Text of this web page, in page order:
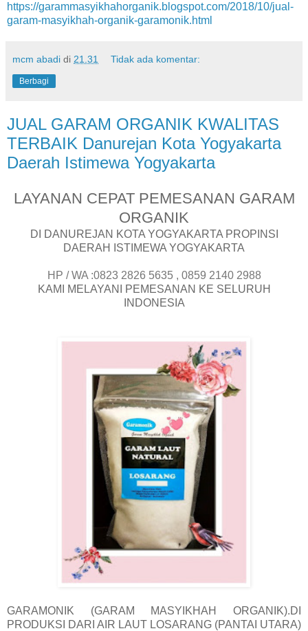
https://garammasyikhahorganik.blogspot.com/2018/10/jual-
garam-masyikhah-organik-garamonik.html
mcm abadi di 21.31 Tidak ada komentar:
Berbagi
JUAL GARAM ORGANIK KWALITAS
TERBAIK Danurejan Kota Yogyakarta
Daerah Istimewa Yogyakarta
LAYANAN CEPAT PEMESANAN GARAM
ORGANIK
DI DANUREJAN KOTA YOGYAKARTA PROPINSI
DAERAH ISTIMEWA YOGYAKARTA
HP / WA :0823 2826 5635 , 0859 2140 2988
KAMI MELAYANI PEMESANAN KE SELURUH
INDONESIA
GARAMONIK (GARAM MASYIKHAH ORGANIK).DI
PRODUKSI DARI AIR LAUT LOSARANG (PANTAI UTARA)